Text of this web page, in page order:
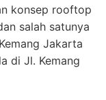
konsep rooftop
salah satunya
Jakarta
di Jl. Kemang